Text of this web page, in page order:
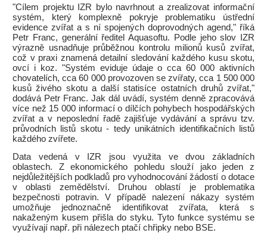
"Cílem projektu IZR bylo navrhnout a zrealizovat informační
systém, který komplexně pokryje problematiku ústřední
evidence zvířat a s ní spojených doprovodných agend," říká
Petr Franc, generální ředitel Aquasoftu. Podle jeho slov IZR
výrazně usnadňuje průběžnou kontrolu milionů kusů zvířat,
což v praxi znamená detailní sledování každého kusu skotu,
ovcí i koz. "Systém eviduje údaje o cca 60 000 aktivních
chovatelích, cca 60 000 provozoven se zvířaty, cca 1 500 000
kusů živého skotu a další statisíce ostatních druhů zvířat,"
dodává Petr Franc. Jak dál uvádí, systém denně zpracovává
více než 15 000 informací o dílčích pohybech hospodářských
zvířat a v neposlední řadě zajišťuje vydávání a správu tzv.
průvodních listů skotu - tedy unikátních identifikačních listů
každého zvířete.
Data vedená v IZR jsou využita ve dvou základních
oblastech. Z ekonomického pohledu slouží jako jeden z
nejdůležitějších podkladů pro vyhodnocování žádostí o dotace
v oblasti zemědělství. Druhou oblastí je problematika
bezpečnosti potravin. V případě nalezení nákazy systém
umožňuje jednoznačně identifikovat zvířata, která s
nakaženým kusem přišla do styku. Tyto funkce systému se
využívají např. při nálezech ptačí chřipky nebo BSE.